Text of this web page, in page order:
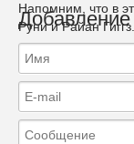
Напомним, что в
Руни и Райан Гиггз.